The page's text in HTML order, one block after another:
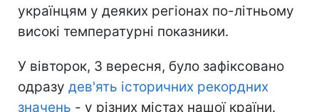
українцям у деяких регіонах по-літньому
високі температурні показники.
У вівторок, 3 вересня, було зафіксовано
одразу дев'ять історичних рекордних
значень - у різних містах нашої країни.